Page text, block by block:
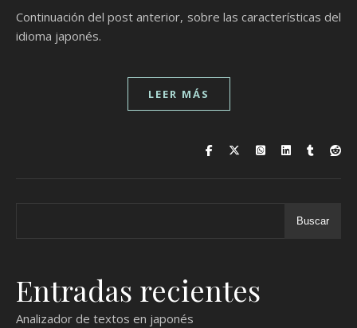
Continuación del post anterior, sobre las características del
idioma japonés.
LEER MÁS
Buscar
Entradas recientes
Analizador de textos en japonés